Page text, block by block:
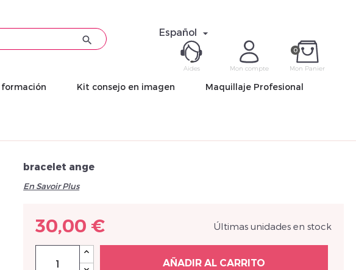

Español 
0
Mon Panier
Mon compte
Mot de
Déjà
Aides
Kit consejo en imagen Maquillaje Profesional
bracelet ange
En Savoir Plus
30,00 € Últimas unidades en stock
AÑADIR AL CARRITO